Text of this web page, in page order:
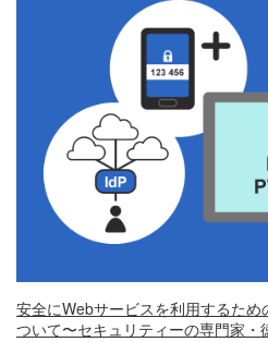
安全にWebサービスを利用するた
ついて〜セキュリティーの専門家・